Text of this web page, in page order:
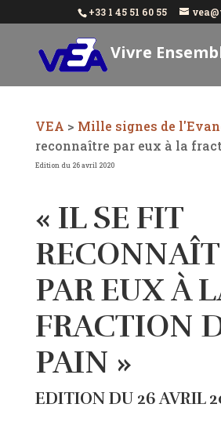
+33 1 45 51 60 55
Vivre
VEA > Mille signes de
reconnaître par eux à la
Edition du 26 avril 2020
« IL SE FIT
PAR EUX À
FRACTION
PAIN »
EDITION DU 26 AVRIL